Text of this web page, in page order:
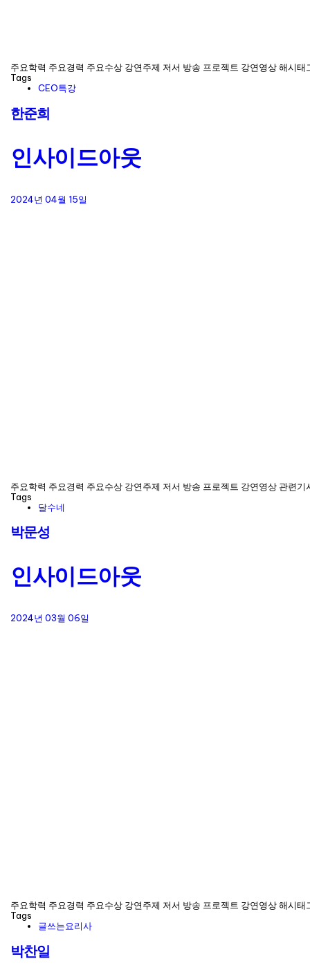
주요학력 주요경력 주요수상 강연주제 저서 방송 프로젝트 강연영상 해시태
Tags
CEO특강
한준희
인사이드아웃
2024년 04월 15일
주요학력 주요경력 주요수상 강연주제 저서 방송 프로젝트 강연영상 관련기
Tags
달수네
박문성
인사이드아웃
2024년 03월 06일
주요학력 주요경력 주요수상 강연주제 저서 방송 프로젝트 강연영상 해시태
Tags
글쓰는요리사
박찬일